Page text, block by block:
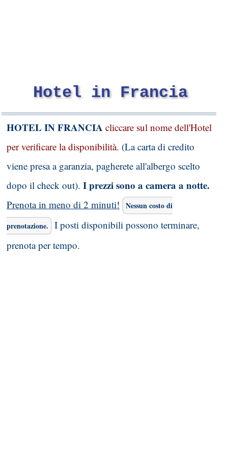
Hotel in Francia
HOTEL IN FRANCIA cliccare sul nome dell'Hotel
per verificare la disponibilità. (La carta di credito
viene presa a garanzia, pagherete all'albergo scelto
dopo il check out). I prezzi sono a camera a notte.
Prenota in meno di 2 minuti!
Nessun costo di
prenotazione.
I posti disponibili possono terminare,
prenota per tempo.